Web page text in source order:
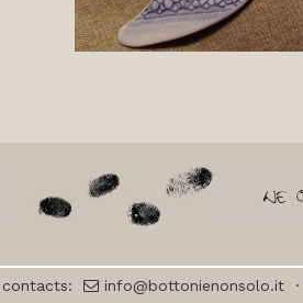
contacts: info@bottonienonsolo.it·